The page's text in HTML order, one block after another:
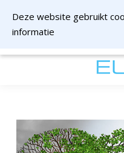
Deze website gebruikt
informatie